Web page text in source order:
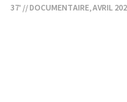
37' // DOCUMENTAIRE, AVRIL